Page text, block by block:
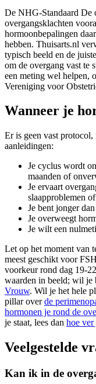
De NHG-Standaard De
overgangsklachten
hormoonbepalingen
hebben. Thuisarts.nl
typisch beeld en de
om de overgang vast te
een meting wel helpen,
Vereniging voor
Wanneer je
Er is geen vast
aanleidingen:
Je cyclus wordt
maanden of
Je ervaart
slaapproblemen
Je bent jonger
Je overweegt
Je wilt een
Let op het moment van
meest geschikt voor
voorkeur rond dag 19-
waarden in beeld; wil je
Vrouw. Wil je het hele
pillar overde
hormonen je rond de
je staat, lees dan hoe ver
Veelgestelde
Kan ik in de